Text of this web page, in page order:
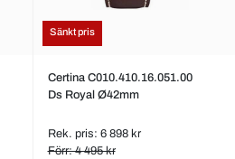
Sänkt pris
Certina C010.410.16.051.00
Ds Royal Ø42mm
Rek. pris: 6 898 kr
Förr: 4 495 kr